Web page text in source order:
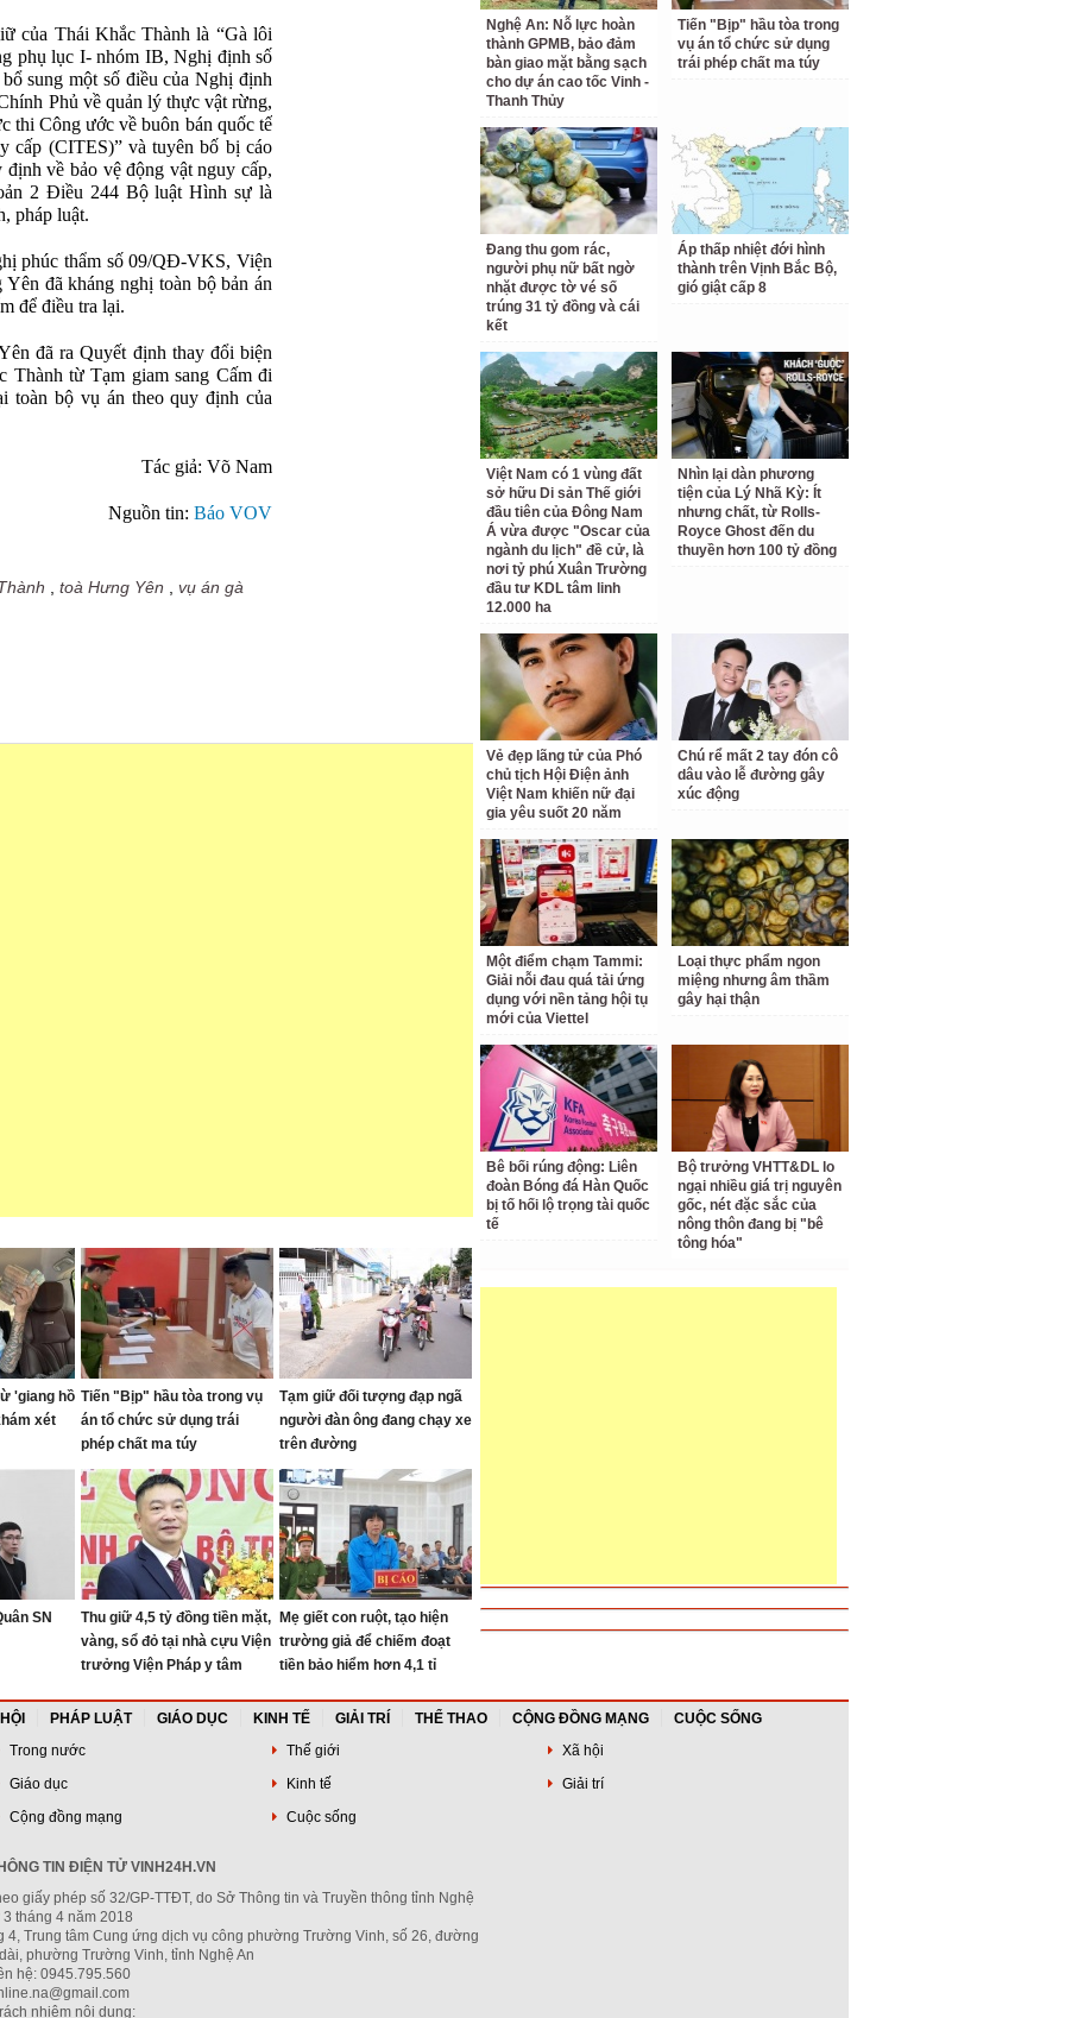
của Thái Khắc Thành là “Gà lôi
phụ lục I- nhóm IB, Nghị định số
sung một số điều của Nghị định
Phủ về quản lý thực vật rừng,
thi Công ước về buôn bán quốc tế
cấp (CITES)” và tuyên bố bị cáo
về bảo vệ động vật nguy cấp,
2 Điều 244 Bộ luật Hình sự là
pháp luật.
phúc thẩm số 09/QĐ-VKS, Viện
đã kháng nghị toàn bộ bản án
để điều tra lại.
đã ra Quyết định thay đổi biện
Thành từ Tạm giam sang Cấm đi
toàn bộ vụ án theo quy định của
Tác giả: Võ Nam
Nguồn tin: Báo VOV
toà Hưng Yên
vụ án gà
'giang hồ
xét
Tiến "Bịp" hầu tòa trong vụ
án tổ chức sử dụng trái
phép chất ma túy
Tạm giữ đối tượng đạp ngã
người đàn ông đang chạy xe
trên đường
SN
Thu giữ 4,5 tỷ đồng tiền mặt,
vàng, sổ đỏ tại nhà cựu Viện
trưởng Viện Pháp y tâm
Mẹ giết con ruột, tạo hiện
trường giả để chiếm đoạt
tiền bảo hiểm hơn 4,1 tỉ
Nghệ An: Nỗ lực hoàn
thành GPMB, bảo đảm
bàn giao mặt bằng sạch
cho dự án cao tốc Vinh -
Thanh Thủy
Tiến "Bịp" hầu tòa trong
vụ án tổ chức sử dụng
trái phép chất ma túy
Đang thu gom rác,
người phụ nữ bất ngờ
nhặt được tờ vé số
trúng 31 tỷ đồng và cái
kết
Áp thấp nhiệt đới hình
thành trên Vịnh Bắc Bộ,
gió giật cấp 8
Việt Nam có 1 vùng đất
sở hữu Di sản Thế giới
đầu tiên của Đông Nam
Á vừa được "Oscar của
ngành du lịch" đề cử, là
nơi tỷ phú Xuân Trường
đầu tư KDL tâm linh
12.000 ha
Nhìn lại dàn phương
tiện của Lý Nhã Kỳ: Ít
nhưng chất, từ Rolls-
Royce Ghost đến du
thuyền hơn 100 tỷ đồng
Vẻ đẹp lãng tử của Phó
chủ tịch Hội Điện ảnh
Việt Nam khiến nữ đại
gia yêu suốt 20 năm
Chú rể mất 2 tay đón cô
dâu vào lễ đường gây
xúc động
Một điểm chạm Tammi:
Giải nỗi đau quá tải ứng
dụng với nền tảng hội tụ
mới của Viettel
Loại thực phẩm ngon
miệng nhưng âm thầm
gây hại thận
Bê bối rúng động: Liên
đoàn Bóng đá Hàn Quốc
bị tố hối lộ trọng tài quốc
tế
Bộ trưởng VHTT&DL lo
ngại nhiều giá trị nguyên
gốc, nét đặc sắc của
nông thôn đang bị "bê
tông hóa"
PHÁP LUẬT GIÁO DỤC KINH TẾ GIẢI TRÍ THỂ THAO CỘNG ĐỒNG MẠNG
CUỘC SỐNG
Trong nước Thế giới
Xã hội
Giáo dục Kinh tế
Giải trí
Cộng đồng mạng Cuộc sống
TIN ĐIỆN TỬ VINH24H.VN
giấy phép số 32/GP-TTĐT, do Sở Thông tin và Truyền thông tỉnh Nghệ
tháng 4 năm 2018
4, Trung tâm Cung ứng dịch vụ công phường Trường Vinh, số 26, đường
phường Trường Vinh, tỉnh Nghệ An
hệ: 0945.795.560
nhiệm nội dung: